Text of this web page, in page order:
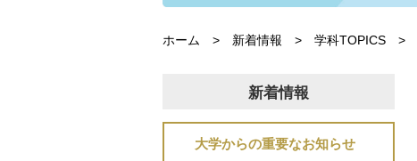
ホーム > 新着情報 > 学科TOPICS >
新着情報
大学からの重要なお知らせ